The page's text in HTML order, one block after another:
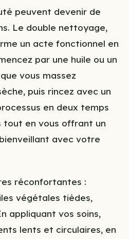
peuvent devenir de
Le double nettoyage,
un acte fonctionnel en
par une huile ou un
vous massez
puis rincez avec un
en deux temps
tout en vous offrant un
avec votre
réconfortantes :
végétales tièdes,
appliquant vos soins,
lents et circulaires, en